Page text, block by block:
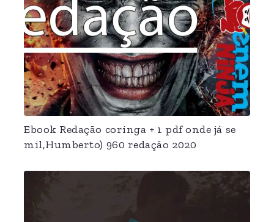
Ebook Redação coringa + 1 pdf onde já se
mil,Humberto) 960 redação 2020